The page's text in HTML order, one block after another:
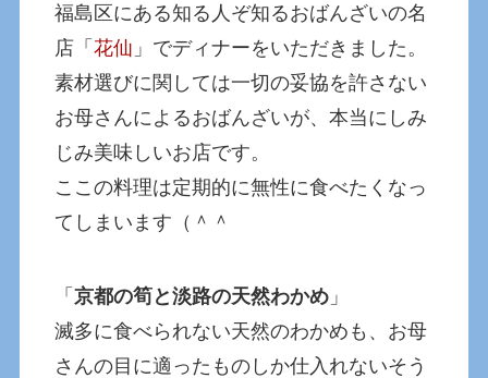
福島区にある知る人ぞ知るおばんざいの名
店「花仙 」でディナーをいただきました。
素材選びに関しては一切の妥協を許さない
お母さんによるおばんざいが、本当にしみ
じみ美味しいお店です。
ここの料理は定期的に無性に食べたくなっ
てしまいます（＾＾
「京都の筍と淡路の天然わかめ 」
滅多に食べられない天然のわかめも、お母
さんの目に適ったものしか仕入れないそう